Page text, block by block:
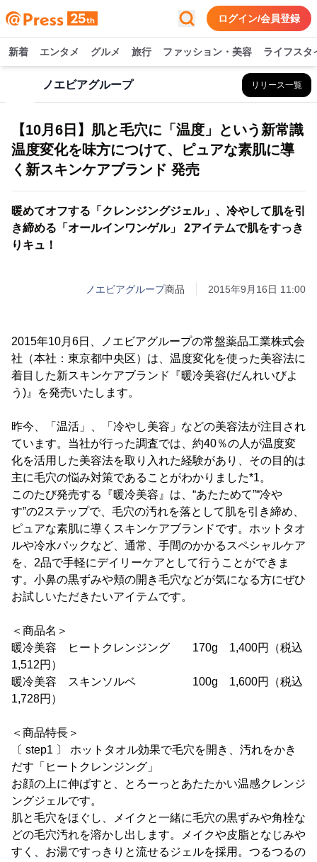
ログイン/会員登録
新着 エンタメ グルメ 旅行 ファッション・美容 ライフスタ
ノエビアグループ リリース一覧
【10月6日】肌と毛穴に「温度」という新常識
温度変化を味方につけて、ピュアな素肌に導
く新スキンケアブランド 発売
暖めてオフする「クレンジングジェル」、冷やして肌を引
き締める「オールインワンゲル」 2アイテムで肌をすっき
りキュ！
ノエビアグループ商品 2015年9月16日 11:00
2015年10月6日、ノエビアグループの常盤薬品工業株式会
社（本社：東京都中央区）は、温度変化を使った美容法に
着目した新スキンケアブランド『暖冷美容(だんれいびよ
う)』を発売いたします。
昨今、「温活」、「冷やし美容」などの美容法が注目され
ています。当社が行った調査では、約40％の人が温度変
化を活用した美容法を取り入れた経験があり、その目的は
主に毛穴の悩み対策であることがわかりました*1。
このたび発売する『暖冷美容』は、“あたためて”“冷や
す”の2ステップで、毛穴の汚れを落として肌を引き締め、
ピュアな素肌に導くスキンケアブランドです。ホットタオ
ルや冷水パックなど、通常、手間のかかるスペシャルケア
を、2品で手軽にデイリーケアとして行うことができま
す。小鼻の黒ずみや頬の開き毛穴などが気になる方にぜひ
お試しいただきたいアイテムです。
＜商品名＞
暖冷美容 ヒートクレンジング 170g 1,400円（税込
1,512円）
暖冷美容 スキンソルベ 100g 1,600円（税込
1,728円）
＜商品特長＞
〔 step1 〕 ホットタオル効果で毛穴を開き、汚れをかき
だす「ヒートクレンジング」
お顔の上に伸ばすと、とろーっとあたたかい温感クレンジ
ングジェルです。
肌と毛穴をほぐし、メイクと一緒に毛穴の黒ずみや角栓な
どの毛穴汚れを溶かし出します。メイクや皮脂となじみや
すく、お湯ですっきりと流せるジェルを採用。つるつるの